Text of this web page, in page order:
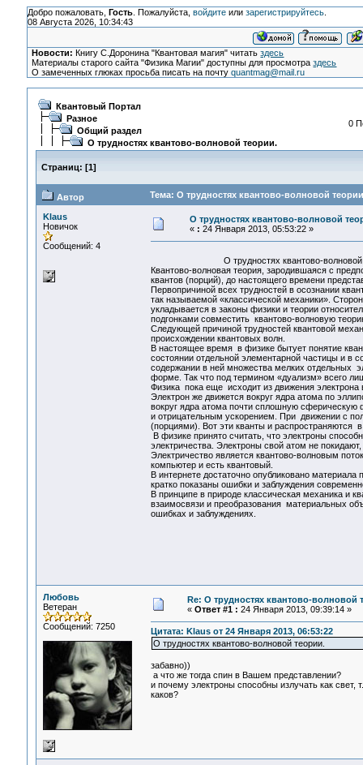
Добро пожаловать, Гость. Пожалуйста, войдитеили зарегистрируйтесь.
08 Августа 2026, 10:34:43
Новости: Книгу С.Доронина "Квантовая магия" читатьздесь
Материалы старого сайта "Физика Магии" доступны для просмотраздесь
О замеченных глюках просьба писать на почтуquantmag@mail.ru
Квантовый Портал
Разное
Общий раздел
О трудностях квантово-волновой теории.
0
Страниц: [1]
Автор Тема: О трудностях квантово-волновой
Klaus
Новичок
Сообщений: 4
О трудностях квантово-волновой
« : 24 Января 2013, 05:53:22 »
О трудностях квантово-волновой
Квантово-волновая теория, зародившаяся с
квантов (порций), до настоящего времени
Первопричиной всех трудностей в осознании
так называемой «классической механики».
укладывается в законы физики и теории
подгонками совместить квантово-волновую
Следующей причиной трудностей квантовой
происхождении квантовых волн.
В настоящее время в физике бытует понятие
состоянии отдельной элементарной частицы и в
содержании в ней множества мелких отдельных
форме. Так что под термином «дуализм» всего
Физика пока еще исходит из движения электрона
Электрон же движется вокруг ядра атома по
вокруг ядра атома почти сплошную сферическую
и отрицательным ускорением. При движении с
(порциями). Вот эти кванты и распространяются
В физике принято считать, что электроны
электричества. Электроны свой атом не
Электричество является квантово-волновым
компьютер и есть квантовый.
В интернете достаточно опубликовано
кратко показаны ошибки и заблуждения
В принципе в природе классическая механика и
взаимосвязи и преобразования материальных
ошибках и заблуждениях.
Любовь
Ветеран
Сообщений: 7250
Re: О трудностях квантово-волновой
« Ответ #1 : 24 Января 2013, 09:39:14 »
Цитата: Klaus от 24 Января 2013, 06:53:22
О трудностях квантово-волновой теории.
забавно))
а что же тогда спин в Вашем представлении?
и почему электроны способны излучать как свет,
каков?